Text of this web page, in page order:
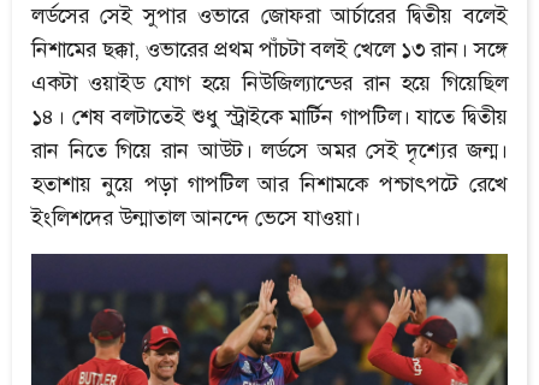
লর্ডসের সেই সুপার ওভারে জোফরা আর্চারের দ্বিতীয় বলেই
নিশামের ছক্কা, ওভারের প্রথম পাঁচটা বলই খেলে ১৩ রান। সঙ্গে
একটা ওয়াইড যোগ হয়ে নিউজিল্যান্ডের রান হয়ে গিয়েছিল
১৪। শেষ বলটাতেই শুধু স্ট্রাইকে মার্টিন গাপটিল। যাতে দ্বিতীয়
রান নিতে গিয়ে রান আউট। লর্ডসে অমর সেই দৃশ্যের জন্ম।
হতাশায় নুয়ে পড়া গাপটিল আর নিশামকে পশ্চাৎপটে রেখে
ইংলিশদের উন্মাতাল আনন্দে ভেসে যাওয়া।